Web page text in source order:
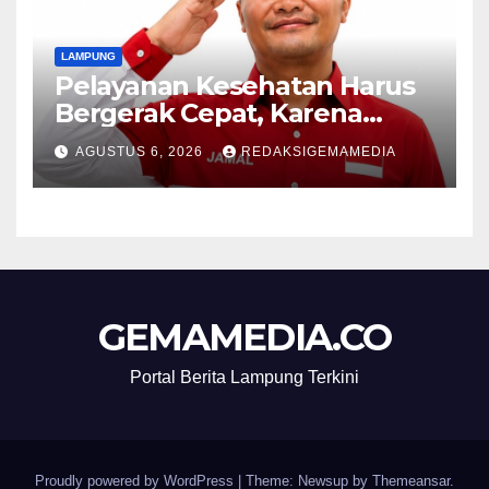
LAMPUNG
Pelayanan Kesehatan Harus
Bergerak Cepat, Karena
Nyawa Tidak Bisa Menunggu
AGUSTUS 6, 2026 REDAKSIGEMAMEDIA
GEMAMEDIA.CO
Portal Berita Lampung Terkini
Proudly powered by WordPress Theme: Newsup by Themeansar.